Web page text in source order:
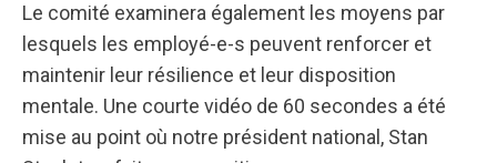
Le comité examinera également les moyens par
lesquels les employé-e-s peuvent renforcer et
maintenir leur résilience et leur disposition
mentale. Une courte vidéo de 60 secondes a été
mise au point où notre président national, Stan